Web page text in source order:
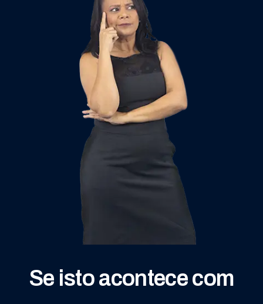
Se isto acontece com